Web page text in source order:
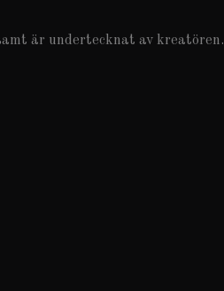
är undertecknat av kreatören.